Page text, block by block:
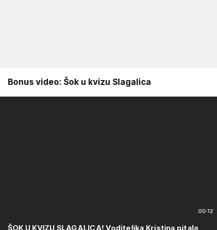
Bonus video: Šok u kvizu Slagalica
00:12
ŠOK U KVIZU SLAGALICA! Voditeljka Kristina pitala